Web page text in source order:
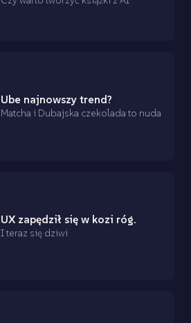
Ube najnowszy trend?
Matcha i Dubajska czekolada to nuda
UX zapędził się w kozi róg.
I teraz się dziwi